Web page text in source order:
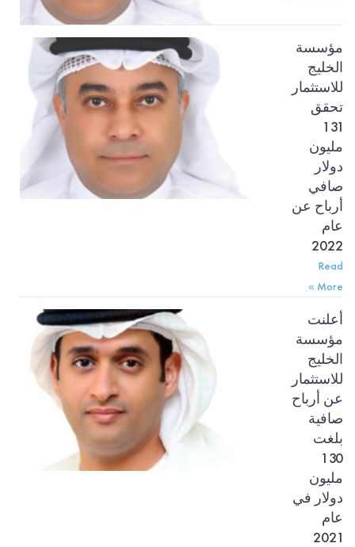
مؤسسة
الخليج
للاستثمار
تحقق
131
مليون
دولار
صافي
أرباح عن
عام
2022
Read
More »
أعلنت
مؤسسة
الخليج
للاستثمار
عن أرباح
صافية
بلغت
130
مليون
دولار في
عام
2021